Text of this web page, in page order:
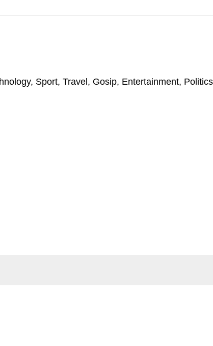
Sport, Travel, Gosip, Entertainment,